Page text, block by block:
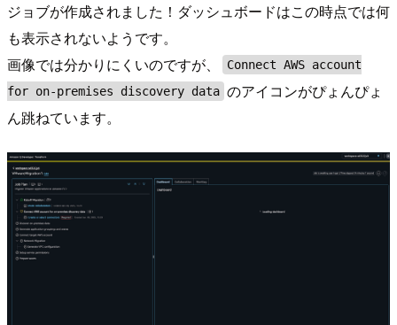
ジョブが作成されました！ダッシュボードはこの時点では何
も表示されないようです。
画像では分かりにくいのですが、
Connect AWS account
for on-premises discovery data のアイコンがぴょんぴょ
ん跳ねています。